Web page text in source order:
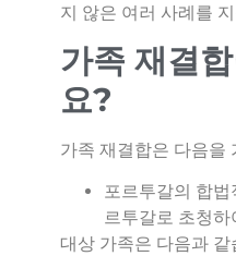
지 않은 여러 사례를
가족 재결
요?
가족 재결합은 다음을
포르투갈의 합
르투갈로 초청
대상 가족은 다음과 같